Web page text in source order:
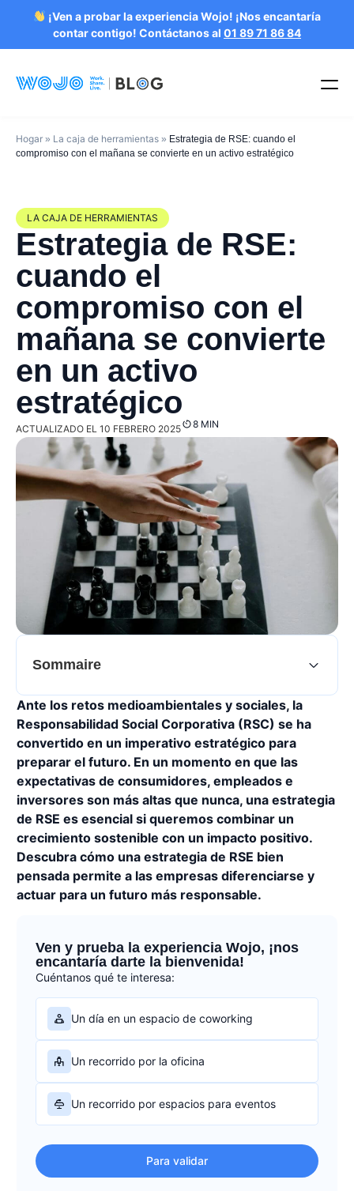
¡Ven a probar la experiencia Wojo! ¡Nos encantaría
contar contigo! Contáctanos al 01 89 71 86 84
Hogar » La caja de herramientas » Estrategia de RSE: cuando el
compromiso con el mañana se convierte en un activo estratégico
LA CAJA DE HERRAMIENTAS
Estrategia de RSE:
cuando el
compromiso con el
mañana se convierte
en un activo
estratégico
ACTUALIZADO EL 10 FEBRERO 2025 8 MIN
Sommaire
Ante los retos medioambientales y sociales, la
Responsabilidad Social Corporativa (RSC) se ha
convertido en un imperativo estratégico para
preparar el futuro. En un momento en que las
expectativas de consumidores, empleados e
inversores son más altas que nunca, una estrategia
de RSE es esencial si queremos combinar un
crecimiento sostenible con un impacto positivo.
Descubra cómo una estrategia de RSE bien
pensada permite a las empresas diferenciarse y
actuar para un futuro más responsable.
Ven y prueba la experiencia Wojo, ¡nos
encantaría darte la bienvenida!
Cuéntanos qué te interesa:
Un día en un espacio de coworking
Un recorrido por la oficina
Un recorrido por espacios para eventos
Para validar